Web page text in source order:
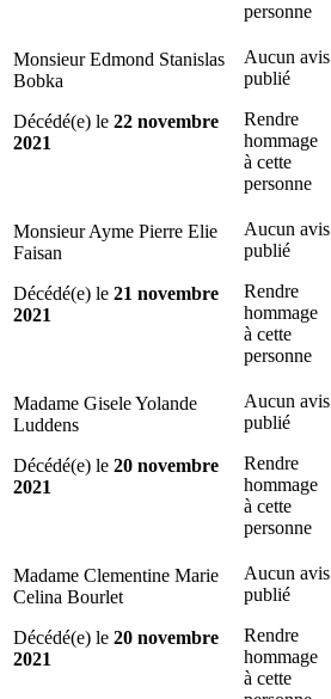
personne
Monsieur Edmond Stanislas
Bobka
Décédé(e) le 22 novembre
2021
Aucun avis
publié
Rendre
hommage
à cette
personne
Monsieur Ayme Pierre Elie
Faisan
Décédé(e) le 21 novembre
2021
Aucun avis
publié
Rendre
hommage
à cette
personne
Madame Gisele Yolande
Luddens
Décédé(e) le 20 novembre
2021
Aucun avis
publié
Rendre
hommage
à cette
personne
Madame Clementine Marie
Celina Bourlet
Décédé(e) le 20 novembre
2021
Aucun avis
publié
Rendre
hommage
à cette